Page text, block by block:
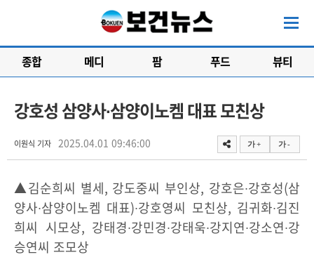
종합 메디 팜 푸드 뷰티
강호성 삼양사∙삼양이노켐 대표 모친상
이원식 기자 2025.04.01 09:46:00 가 + 가 -
▲김순희씨 별세, 강도중씨 부인상, 강호은∙강호성(삼
양사∙삼양이노켐 대표)∙강호영씨 모친상, 김귀화∙김진
희씨 시모상, 강태경∙강민경∙강태욱∙강지연∙강소연∙강
승연씨 조모상